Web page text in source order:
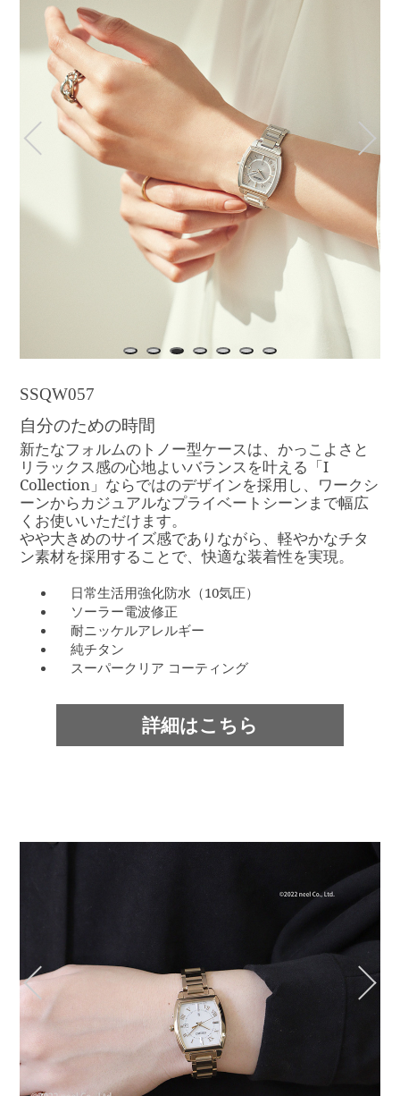
1 2 3 4 5 6 7
SSQW057
自分のための時間
新たなフォルムのトノー型ケースは、かっこよさと
リラックス感の心地よいバランスを叶える「I
Collection」ならではのデザインを採用し、ワークシ
ーンからカジュアルなプライベートシーンまで幅広
くお使いいただけます。
やや大きめのサイズ感でありながら、軽やかなチタ
ン素材を採用することで、快適な装着性を実現。
日常生活用強化防水（10気圧）
ソーラー電波修正
耐ニッケルアレルギー
純チタン
スーパークリア コーティング
詳細はこちら